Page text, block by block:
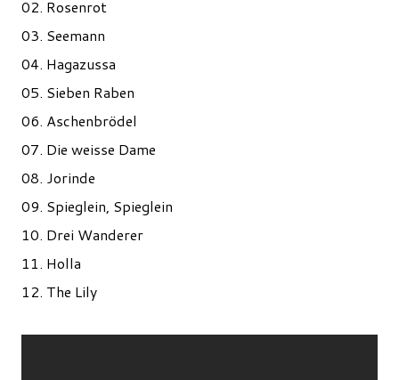
02. Rosenrot
03. Seemann
04. Hagazussa
05. Sieben Raben
06. Aschenbrödel
07. Die weisse Dame
08. Jorinde
09. Spieglein, Spieglein
10. Drei Wanderer
11. Holla
12. The Lily